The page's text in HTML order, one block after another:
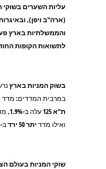
עליות השערים בשוקי
(ארה"ב ויפן),
והממשלתיות בארץ
לתשואות הקופות
בשוק המניות בארץ
במרבית המדדים: מדד
ת"א 125
עלה ב-1.9%, מדד
ואילו מדד יתר 50 ירדב-1.8%.
שוקי המניות בעולם